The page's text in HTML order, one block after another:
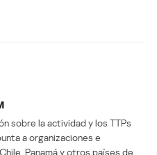
sobre la actividad y los TTPs
a organizaciones e
Panamá y otros países de